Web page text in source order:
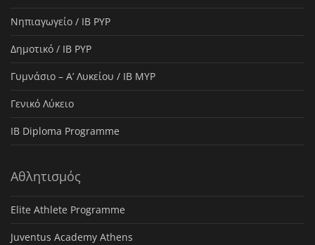
Νηπιαγωγείο / IB PYP
Δημοτικό / IB PYP
Γυμνάσιο – Α’ Λυκείου / IB MYP
Γενικό Λύκειο
IB Diploma Programme
Αθλητισμός
Elite Athlete Programme
Juventus Academy Athens